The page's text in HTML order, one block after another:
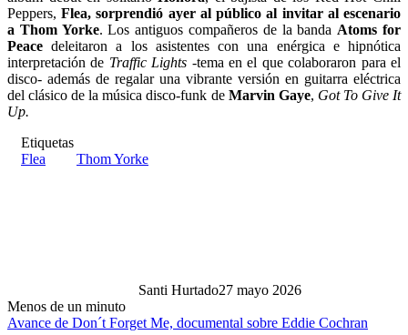
Peppers,Flea, sorprendió ayer al público al invitar al escenario
a Thom Yorke. Los antiguos compañeros de la banda Atoms for
Peace deleitaron a los asistentes con una enérgica e hipnótica
interpretación de Traffic Lights -tema en el que colaboraron para el
disco- además de regalar una vibrante versión en guitarra eléctrica
del clásico de la música disco-funk de Marvin Gaye, Got To Give It
Up.
Etiquetas
Flea
Thom Yorke
Santi Hurtado27 mayo 2026
Menos de un minuto
Avance de Don´t Forget Me, documental sobre Eddie Cochran